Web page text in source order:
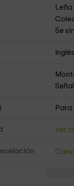
Leña
Se
Inglés
Para
Ver